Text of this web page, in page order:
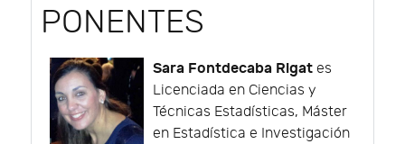
PONENTES
Sara Fontdecaba Rigat es
Licenciada en Ciencias y
Técnicas Estadísticas, Máster
en Estadística e Investigación